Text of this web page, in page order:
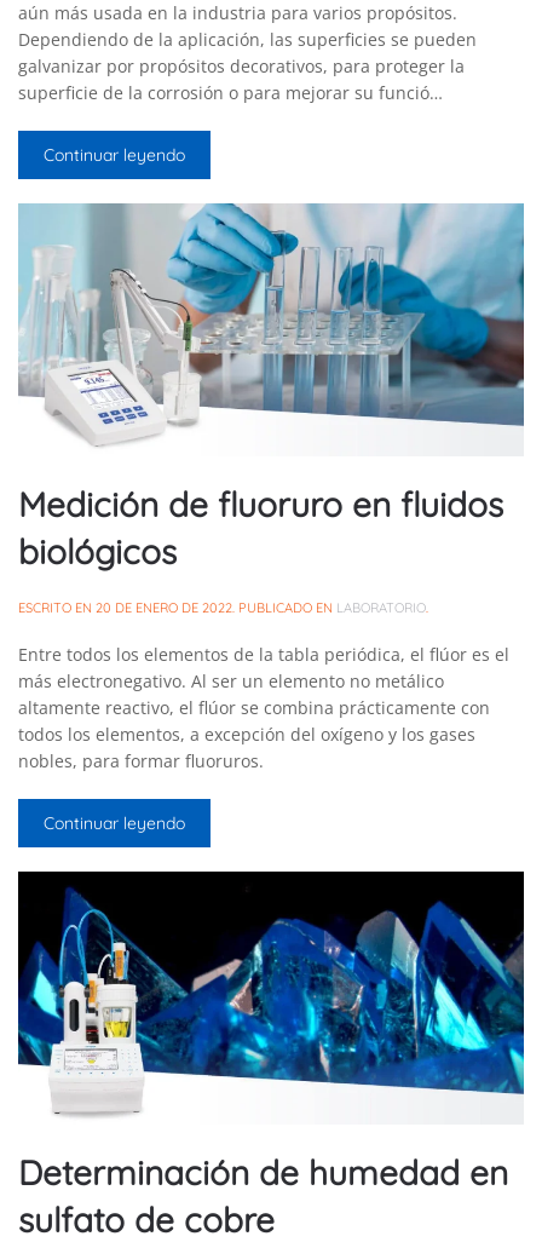
aún más usada en la industria para varios propósitos.
Dependiendo de la aplicación, las superficies se pueden
galvanizar por propósitos decorativos, para proteger la
superficie de la corrosión o para mejorar su funció…
Continuar leyendo
Medición de fluoruro en fluidos
biológicos
ESCRITO EN 20 DE ENERO DE 2022 . PUBLICADO EN LABORATORIO
Entre todos los elementos de la tabla periódica, el flúor es el
más electronegativo. Al ser un elemento no metálico
altamente reactivo, el flúor se combina prácticamente con
todos los elementos, a excepción del oxígeno y los gases
nobles, para formar fluoruros.
Continuar leyendo
Determinación de humedad en
sulfato de cobre